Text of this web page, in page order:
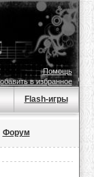
Помощь
в избранное
Flash-игры
Форум